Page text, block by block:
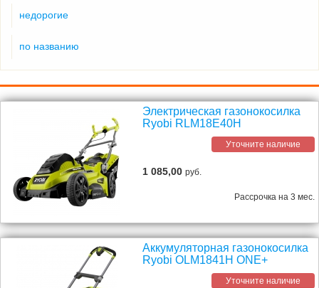
недорогие
по названию
Электрическая газонокосилка
Ryobi RLM18E40H
Уточните наличие
1 085,00руб.
Рассрочка на 3 мес.
Аккумуляторная газонокосилка
Ryobi OLM1841H ONE+
Уточните наличие